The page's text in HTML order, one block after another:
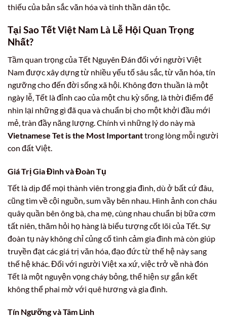
thiếu của bản sắc văn hóa và tinh thần dân tộc.
Tại Sao Tết Việt Nam Là Lễ Hội Quan Trọng
Nhất?
Tầm quan trọng của Tết Nguyên Đán đối với người Việt
Nam được xây dựng từ nhiều yếu tố sâu sắc, từ văn hóa, tín
ngưỡng cho đến đời sống xã hội. Không đơn thuần là một
ngày lễ, Tết là đỉnh cao của một chu kỳ sống, là thời điểm để
nhìn lại những gì đã qua và chuẩn bị cho một khởi đầu mới
mẻ, tràn đầy năng lượng. Chính vì những lý do này mà
Vietnamese Tet is the Most Importanttrong lòng mỗi người
con đất Việt.
Giá Trị Gia Đình và Đoàn Tụ
Tết là dịp để mọi thành viên trong gia đình, dù ở bất cứ đâu,
cũng tìm về cội nguồn, sum vầy bên nhau. Hình ảnh con cháu
quây quần bên ông bà, cha mẹ, cùng nhau chuẩn bị bữa cơm
tất niên, thăm hỏi họ hàng là biểu tượng cốt lõi của Tết. Sự
đoàn tụ này không chỉ củng cố tình cảm gia đình mà còn giúp
truyền đạt các giá trị văn hóa, đạo đức từ thế hệ này sang
thế hệ khác. Đối với người Việt xa xứ, việc trở về nhà đón
Tết là một nguyện vọng cháy bỏng, thể hiện sự gắn kết
không thể phai mờ với quê hương và gia đình.
Tín Ngưỡng và Tâm Linh